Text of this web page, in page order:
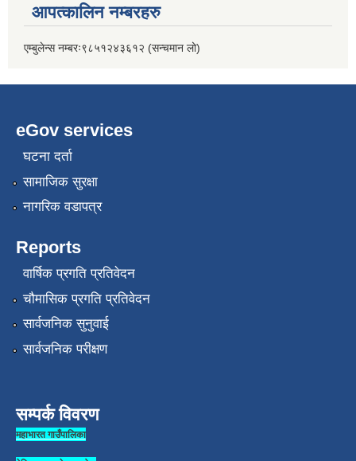
आपत्कालिन नम्बरहरु
एम्बुलेन्स नम्बरः९८५१२४३६१२ (सन्चमान लो)
eGov services
घटना दर्ता
सामाजिक सुरक्षा
नागरिक वडापत्र
Reports
वार्षिक प्रगति प्रतिवेदन
चौमासिक प्रगति प्रतिवेदन
सार्वजनिक सुनुवाई
सार्वजनिक परीक्षण
सम्पर्क विवरण
महाभारत गाउँपालिका